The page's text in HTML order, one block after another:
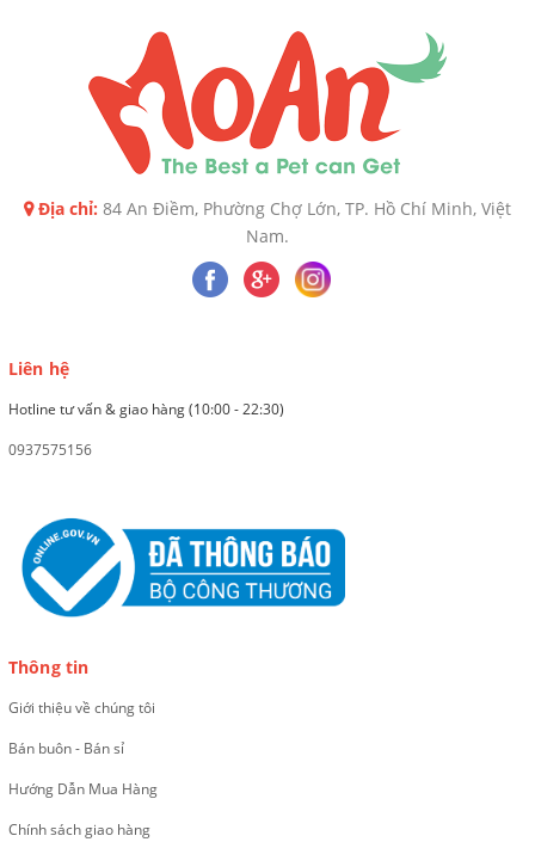
Địa chỉ: 84 An Điềm, Phường Chợ Lớn, TP. Hồ Chí Minh, Việt
Nam.
Liên hệ
Hotline tư vấn & giao hàng (10:00 - 22:30)
0937575156
Thông tin
Giới thiệu về chúng tôi
Bán buôn - Bán sỉ
Hướng Dẫn Mua Hàng
Chính sách giao hàng